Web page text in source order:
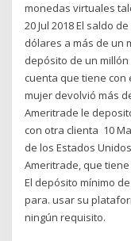
monedas virtuales
20 Jul 2018 El saldo
dólares a más de un
depósito de un
cuenta que tiene con
mujer devolvió más
Ameritrade le
con otra clienta 10
de los Estados
Ameritrade, que tiene
El depósito mínimo
para. usar su
ningún requisito.